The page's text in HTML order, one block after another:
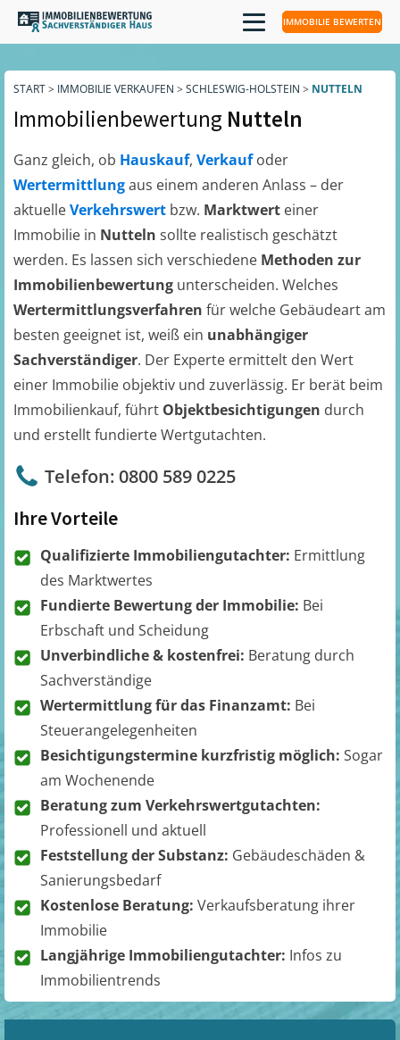
IMMOBILIE BEWERTEN
START> IMMOBILIE VERKAUFEN > SCHLESWIG-HOLSTEIN > NUTTELN
Immobilienbewertung Nutteln
Ganz gleich, ob Hauskauf, Verkaufoder
Wertermittlungaus einem anderen Anlass – der
aktuelleVerkehrswert bzw. Marktwert einer
Immobilie in Nutteln sollte realistisch geschätzt
werden. Es lassen sich verschiedene Methoden zur
Immobilienbewertung unterscheiden. Welches
Wertermittlungsverfahren für welche Gebäudeart am
besten geeignet ist, weiß ein unabhängiger
Sachverständiger. Der Experte ermittelt den Wert
einer Immobilie objektiv und zuverlässig. Er berät beim
Immobilienkauf, führt Objektbesichtigungen durch
und erstellt fundierte Wertgutachten.
Telefon: 0800 589 0225
Ihre Vorteile
Qualifizierte Immobiliengutachter: Ermittlung
des Marktwertes
Fundierte Bewertung der Immobilie: Bei
Erbschaft und Scheidung
Unverbindliche & kostenfrei: Beratung durch
Sachverständige
Wertermittlung für das Finanzamt: Bei
Steuerangelegenheiten
Besichtigungstermine kurzfristig möglich: Sogar
am Wochenende
Beratung zum Verkehrswertgutachten:
Professionell und aktuell
Feststellung der Substanz: Gebäudeschäden &
Sanierungsbedarf
Kostenlose Beratung: Verkaufsberatung ihrer
Immobilie
Langjährige Immobiliengutachter: Infos zu
Immobilientrends